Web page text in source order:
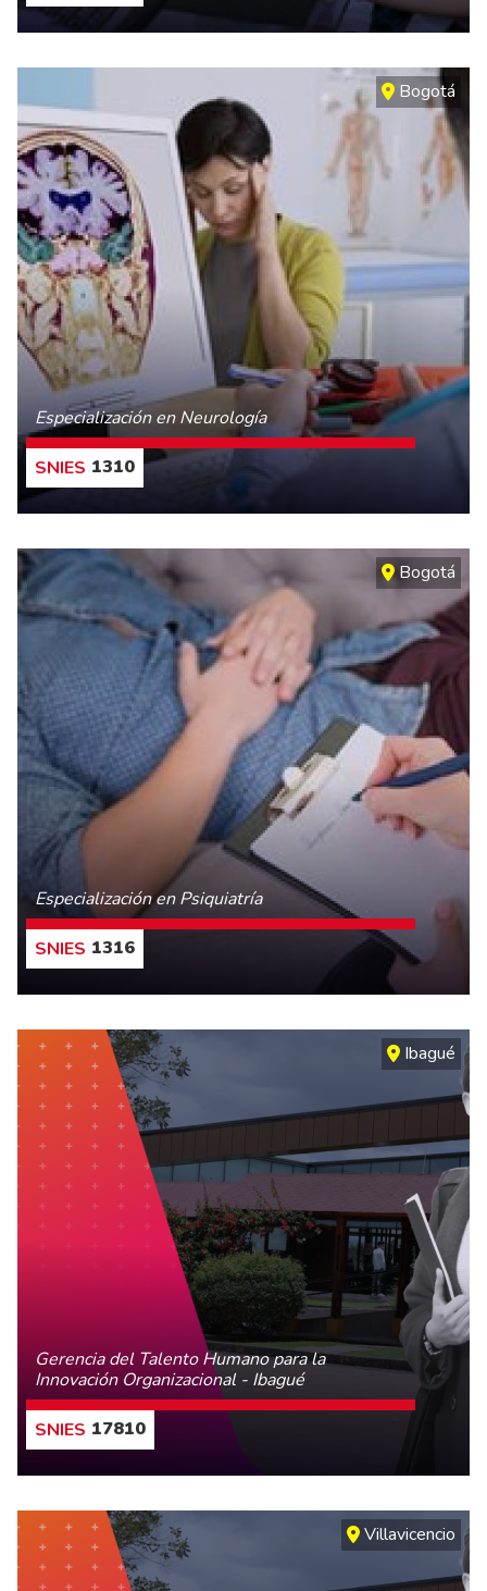
CONOCE MÁS
Bogotá
Especialización en Neurología
1310
CONOCE MÁS
Bogotá
Especialización en Psiquiatría
1316
CONOCE MÁS
Ibagué
Gerencia del Talento Humano para la
Innovación Organizacional - Ibagué
17810
CONOCE MÁS
Villavicencio